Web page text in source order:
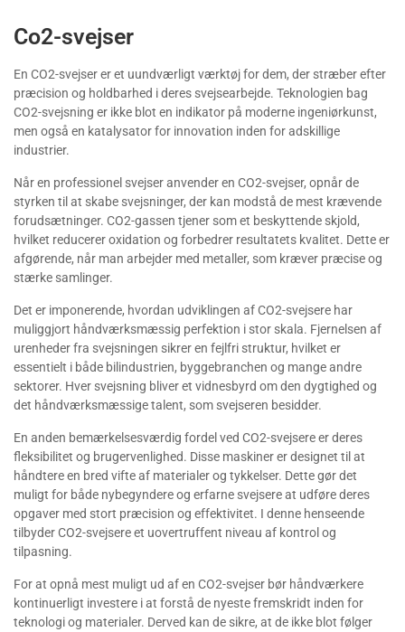
Co2-svejser
En CO2-svejser er et uundværligt værktøj for dem, der stræber efter
præcision og holdbarhed i deres svejsearbejde. Teknologien bag
CO2-svejsning er ikke blot en indikator på moderne ingeniørkunst,
men også en katalysator for innovation inden for adskillige
industrier.
Når en professionel svejser anvender en CO2-svejser, opnår de
styrken til at skabe svejsninger, der kan modstå de mest krævende
forudsætninger. CO2-gassen tjener som et beskyttende skjold,
hvilket reducerer oxidation og forbedrer resultatets kvalitet. Dette er
afgørende, når man arbejder med metaller, som kræver præcise og
stærke samlinger.
Det er imponerende, hvordan udviklingen af CO2-svejsere har
muliggjort håndværksmæssig perfektion i stor skala. Fjernelsen af
urenheder fra svejsningen sikrer en fejlfri struktur, hvilket er
essentielt i både bilindustrien, byggebranchen og mange andre
sektorer. Hver svejsning bliver et vidnesbyrd om den dygtighed og
det håndværksmæssige talent, som svejseren besidder.
En anden bemærkelsesværdig fordel ved CO2-svejsere er deres
fleksibilitet og brugervenlighed. Disse maskiner er designet til at
håndtere en bred vifte af materialer og tykkelser. Dette gør det
muligt for både nybegyndere og erfarne svejsere at udføre deres
opgaver med stort præcision og effektivitet. I denne henseende
tilbyder CO2-svejsere et uovertruffent niveau af kontrol og
tilpasning.
For at opnå mest muligt ud af en CO2-svejser bør håndværkere
kontinuerligt investere i at forstå de nyeste fremskridt inden for
teknologi og materialer. Derved kan de sikre, at de ikke blot følger